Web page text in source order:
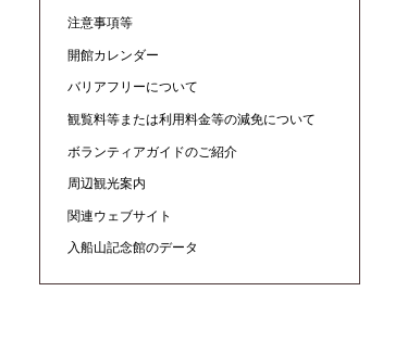
注意事項等
開館カレンダー
バリアフリーについて
観覧料等または利用料金等の減免について
ボランティアガイドのご紹介
周辺観光案内
関連ウェブサイト
入船山記念館のデータ